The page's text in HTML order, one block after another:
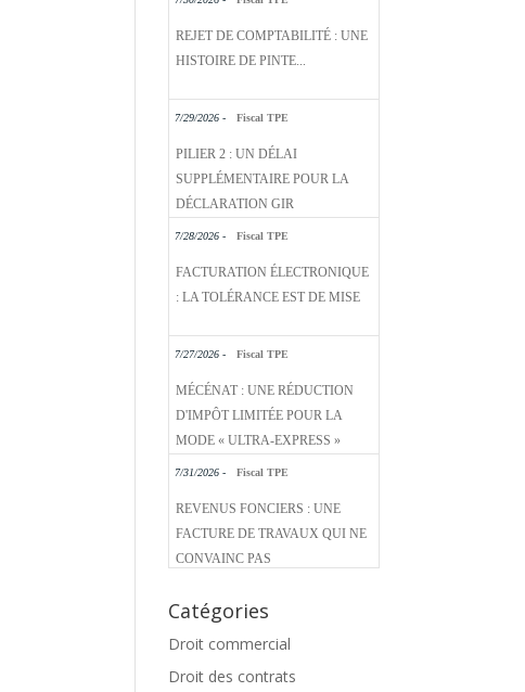
REJET DE COMPTABILITÉ : UNE
HISTOIRE DE PINTE...
7/29/2026 - Fiscal TPE
PILIER 2 : UN DÉLAI
SUPPLÉMENTAIRE POUR LA
DÉCLARATION GIR
7/28/2026 - Fiscal TPE
FACTURATION ÉLECTRONIQUE
: LA TOLÉRANCE EST DE MISE
7/27/2026 - Fiscal TPE
MÉCÉNAT : UNE RÉDUCTION
D'IMPÔT LIMITÉE POUR LA
MODE « ULTRA-EXPRESS »
7/31/2026 - Fiscal TPE
REVENUS FONCIERS : UNE
FACTURE DE TRAVAUX QUI NE
CONVAINC PAS
Catégories
Droit commercial
Droit des contrats